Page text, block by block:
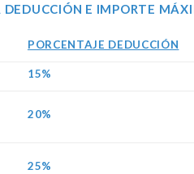
DEDUCCIÓN E IMPORTE
PORCENTAJE DEDUCCIÓN
15%
20%
25%